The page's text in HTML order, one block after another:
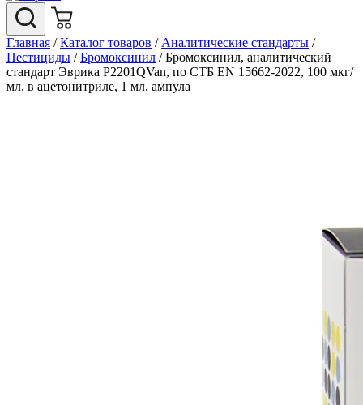
Главная / Каталог товаров / Аналитические стандарты /
Пестициды / Бромоксинил / Бромоксинил, аналитический
стандарт Эврика P2201QVan, по СТБ EN 15662-2022, 100 мкг/
мл, в ацетонитриле, 1 мл, ампула